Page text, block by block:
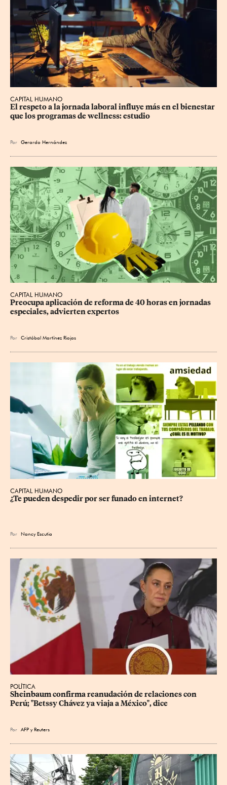
CAPITAL HUMANO
El respeto a la jornada laboral influye más en el bienestar
que los programas de wellness: estudio
Por Gerardo Hernández
CAPITAL HUMANO
Preocupa aplicación de reforma de 40 horas en jornadas
especiales, advierten expertos
Por Cristóbal Martínez Riojas
CAPITAL HUMANO
¿Te pueden despedir por ser funado en internet?
Por Nancy Escutia
POLÍTICA
Sheinbaum confirma reanudación de relaciones con
Perú; "Betssy Chávez ya viaja a México", dice
Por AFP yReuters